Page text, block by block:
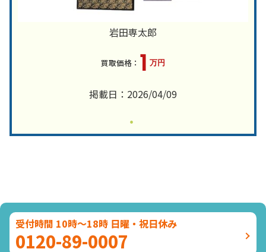
岩田専太郎
1 万円
掲載日：2026/04/09
受付時間 10時～18時 日曜・祝日休み
0120-89-0007